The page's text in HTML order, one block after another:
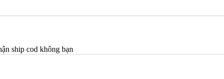
ship cod không bạn